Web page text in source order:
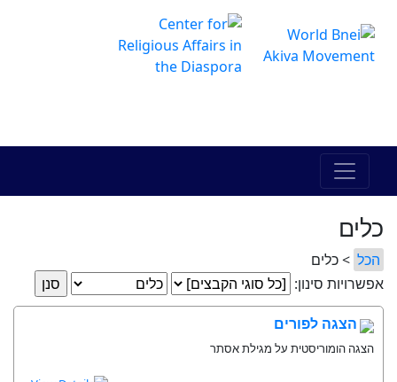
כלים
הכל > כלים
אפשרויות סינון:
הצגה לפורים
הצגה הומוריסטית על מגילת אסתר